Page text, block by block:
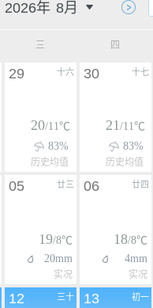
三 四
十六
29
20/11℃
83%
历史均值
十七
30
21/11℃
83%
历史均值
廿三
05
19/8℃
20mm
实况
廿四
06
18/8℃
4mm
实况
三十
12 初一
13